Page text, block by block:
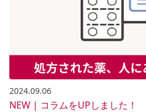
2024.09.06
NEW | コラムをUPしました！